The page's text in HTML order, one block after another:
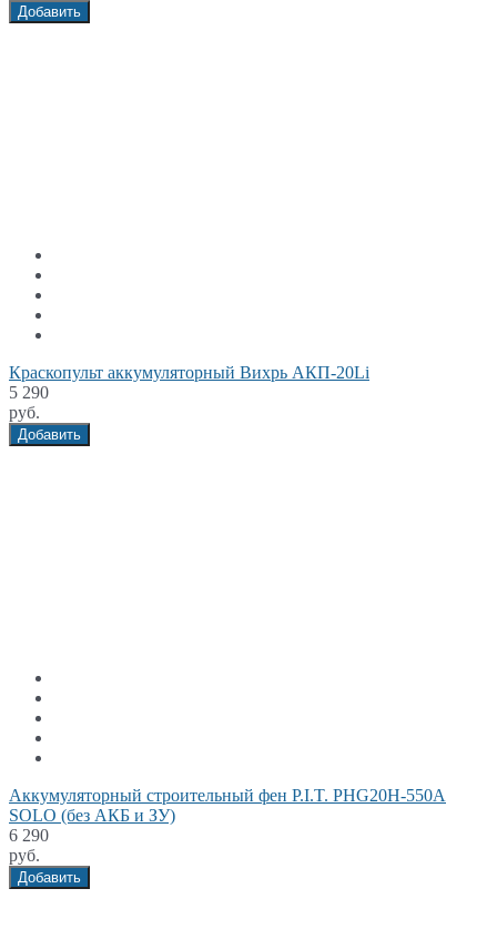
Добавить
Краскопульт аккумуляторный Вихрь АКП-20Li
5 290
руб.
Добавить
Аккумуляторный строительный фен P.I.T. PHG20H-550A
SOLO (без АКБ и ЗУ)
6 290
руб.
Добавить